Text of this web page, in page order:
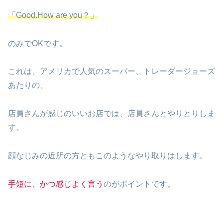
「Good.How are you？」
のみでOKです。
これは、アメリカで人気のスーパー、トレーダージョーズ
あたりの、
店員さんが感じのいいお店では、店員さんとやりとりしま
す。
顔なじみの近所の方ともこのようなやり取りはします。
手短に、かつ感じよく言う のがポイントです。